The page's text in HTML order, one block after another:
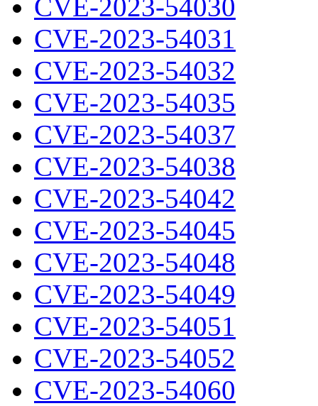
CVE-2023-54030
CVE-2023-54031
CVE-2023-54032
CVE-2023-54035
CVE-2023-54037
CVE-2023-54038
CVE-2023-54042
CVE-2023-54045
CVE-2023-54048
CVE-2023-54049
CVE-2023-54051
CVE-2023-54052
CVE-2023-54060